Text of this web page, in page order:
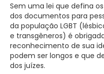
Sem uma lei que defina
dos documentos para
da população LGBT
e transgêneros) é
reconhecimento de sua
podem ser longos e que
dos juízes.